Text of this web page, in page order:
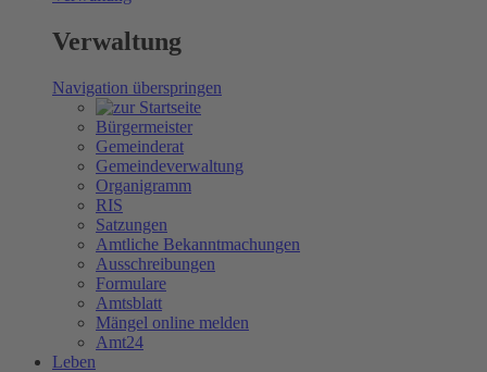
Verwaltung
Navigation überspringen
Bürgermeister
Gemeinderat
Gemeindeverwaltung
Organigramm
RIS
Satzungen
Amtliche Bekanntmachungen
Ausschreibungen
Formulare
Amtsblatt
Mängel online melden
Amt24
Leben